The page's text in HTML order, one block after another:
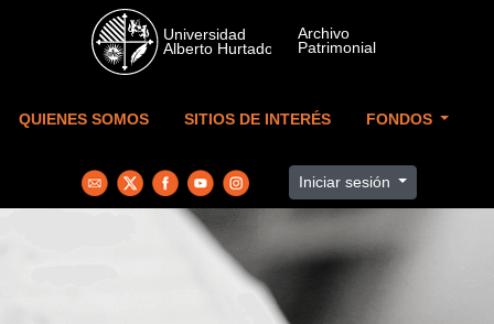
Skip to main content
QUIENES SOMOS SITIOS DE INTERÉS FONDOS
Iniciar sesión